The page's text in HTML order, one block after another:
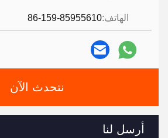
الهاتف:86-159-85955610
نتحدث الآن
أرسل لنا